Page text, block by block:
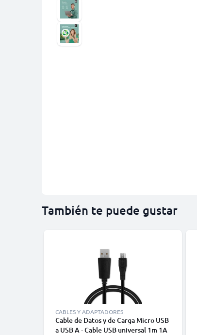
También te puede gustar
CABLES Y ADAPTADORES
Cable de Datos y de Carga Micro USB
a USB A - Cable USB universal 1m 1A